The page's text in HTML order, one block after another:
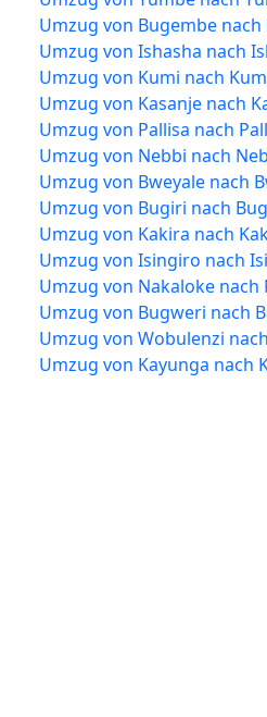
Umzug von Bugembe
Umzug von Ishasha nach
Umzug von Kumi nach
Umzug von Kasanje nach
Umzug von Pallisa nach
Umzug von Nebbi nach
Umzug von Bweyale nach
Umzug von Bugiri nach
Umzug von Kakira nach
Umzug von Isingiro nach
Umzug von Nakaloke nach
Umzug von Bugweri nach
Umzug von Wobulenzi
Umzug von Kayunga nach